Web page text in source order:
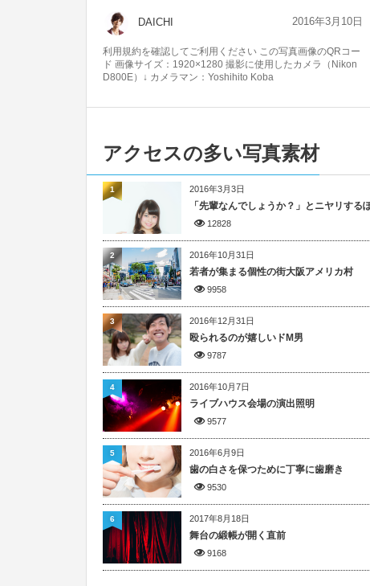
DAICHI 2016年3月10日
利用規約を確認してご利用ください この写真画像のQRコー
ド 画像サイズ：1920×1280 撮影に使用したカメラ（Nikon
D800E）↓ カメラマン：Yoshihito Koba
アクセスの多い写真素材
2016年3月3日
「先輩なんでしょうか？」とニヤリする
12828
1
2016年10月31日
若者が集まる個性の街大阪アメリカ村
9958
2
2016年12月31日
殴られるのが嬉しいドM男
9787
3
2016年10月7日
ライブハウス会場の演出照明
9577
4
2016年6月9日
歯の白さを保つために丁寧に歯磨き
9530
5
2017年8月18日
舞台の緞帳が開く直前
9168
6